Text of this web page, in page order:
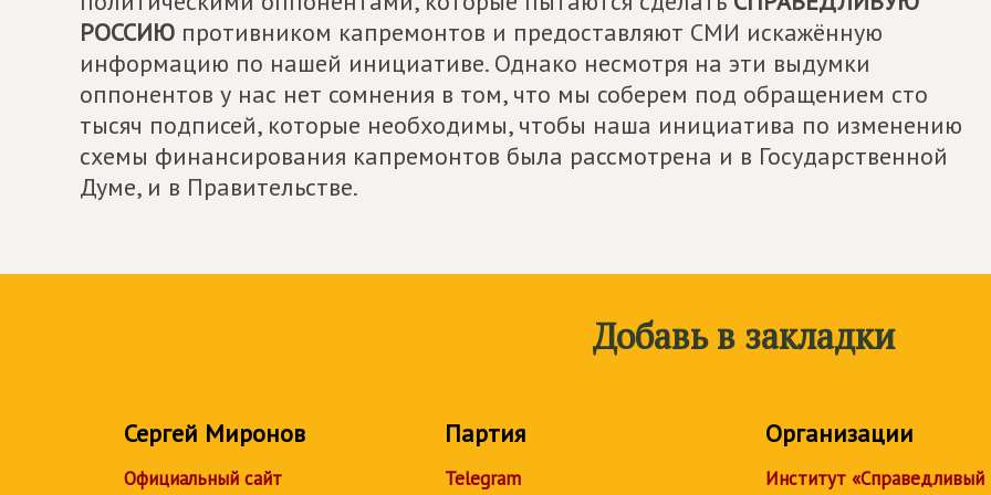
РОССИЮ противником капремонтов и предоставляют СМИ искажённую
информацию по нашей инициативе. Однако несмотря на эти выдумки
оппонентов у нас нет сомнения в том, что мы соберем под обращением сто
тысяч подписей, которые необходимы, чтобы наша инициатива по изменению
схемы финансирования капремонтов была рассмотрена и в Государственной
Думе, и в Правительстве.
Добавь в закладки
Сергей Миронов
Официальный сайт
Партия
Telegram
Организации
Институт «Справедливый